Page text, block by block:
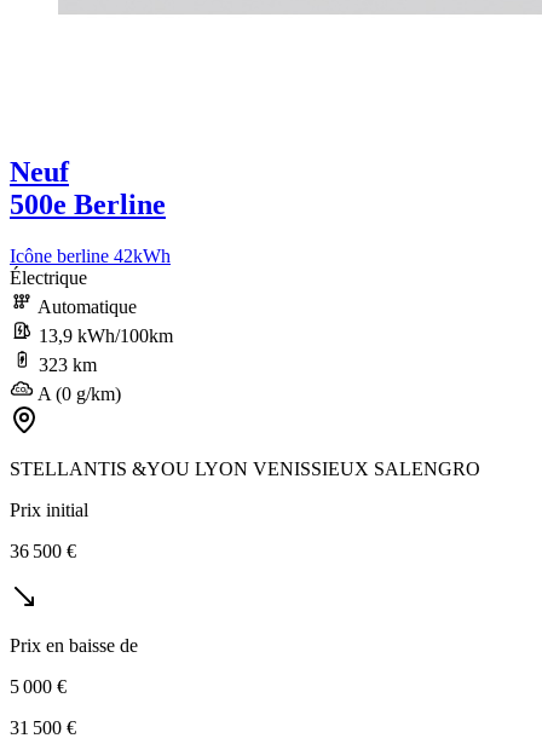
Neuf
500e Berline
Icône berline 42kWh
Électrique
Automatique
13,9 kWh/100km
323 km
A (0 g/km)
STELLANTIS &YOU LYON VENISSIEUX SALENGRO
Prix initial
36 500 €
Prix en baisse de
5 000 €
31 500 €